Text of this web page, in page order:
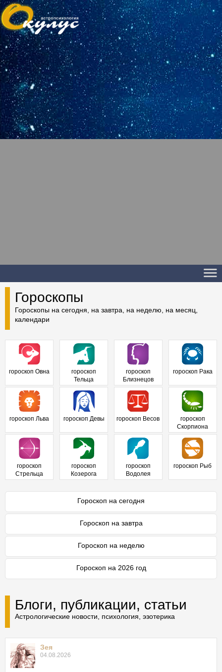
Гороскопы
Гороскопы на сегодня, на завтра, на неделю, на месяц,
календари
гороскоп Овна
гороскоп
Тельца
гороскоп
Близнецов
гороскоп Рака
гороскоп Льва гороскоп Девы гороскоп Весов
гороскоп
Скорпиона
гороскоп
Стрельца
гороскоп
Козерога
гороскоп
Водолея
гороскоп Рыб
Гороскоп на сегодня
Гороскоп на завтра
Гороскоп на неделю
Гороскоп на 2026 год
Блоги, публикации, статьи
Астрологические новости, психология, эзотерика
Зея
04.08.2026